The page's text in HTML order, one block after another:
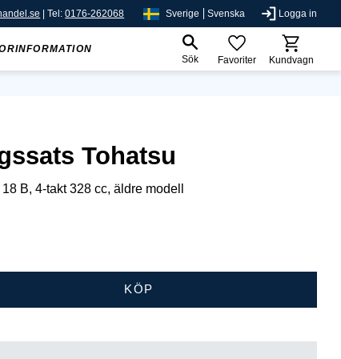
| Tel:0176-262068 Sverige Svenska Logga in
Sök
Favoriter Kundvagn
Tohatsu
B, 4-takt 328 cc, äldre modell
KÖP